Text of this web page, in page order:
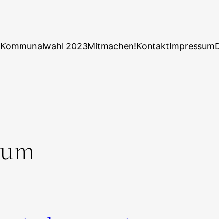
Kommunalwahl 2023Mitmachen!KontaktImpressum